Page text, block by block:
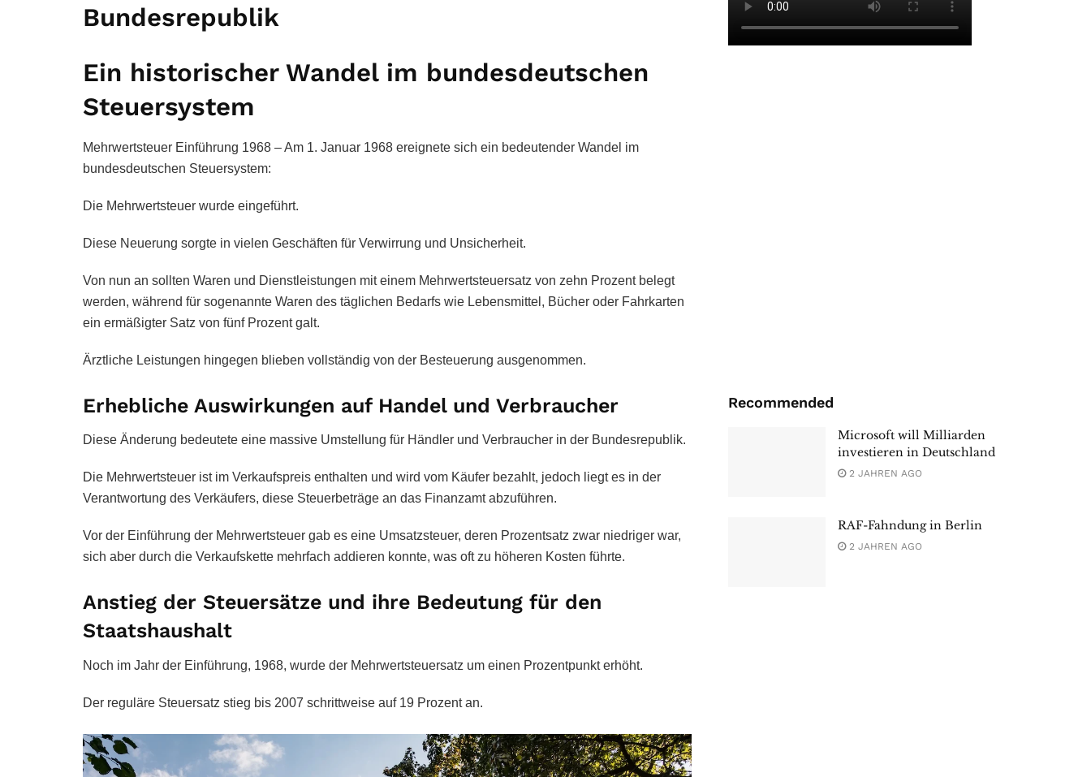
Bundesrepublik
Ein historischer Wandel im bundesdeutschen
Steuersystem
Mehrwertsteuer Einführung 1968 – Am 1. Januar 1968 ereignete sich ein bedeutender Wandel im
bundesdeutschen Steuersystem:
Die Mehrwertsteuer wurde eingeführt.
Diese Neuerung sorgte in vielen Geschäften für Verwirrung und Unsicherheit.
Von nun an sollten Waren und Dienstleistungen mit einem Mehrwertsteuersatz von zehn Prozent belegt
werden, während für sogenannte Waren des täglichen Bedarfs wie Lebensmittel, Bücher oder Fahrkarten
ein ermäßigter Satz von fünf Prozent galt.
Ärztliche Leistungen hingegen blieben vollständig von der Besteuerung ausgenommen.
Erhebliche Auswirkungen auf Handel und Verbraucher
Diese Änderung bedeutete eine massive Umstellung für Händler und Verbraucher in der Bundesrepublik.
Die Mehrwertsteuer ist im Verkaufspreis enthalten und wird vom Käufer bezahlt, jedoch liegt es in der
Verantwortung des Verkäufers, diese Steuerbeträge an das Finanzamt abzuführen.
Vor der Einführung der Mehrwertsteuer gab es eine Umsatzsteuer, deren Prozentsatz zwar niedriger war,
sich aber durch die Verkaufskette mehrfach addieren konnte, was oft zu höheren Kosten führte.
Anstieg der Steuersätze und ihre Bedeutung für den
Staatshaushalt
Noch im Jahr der Einführung, 1968, wurde der Mehrwertsteuersatz um einen Prozentpunkt erhöht.
Der reguläre Steuersatz stieg bis 2007 schrittweise auf 19 Prozent an.
Recommended
Microsoft will Milliarden
investieren in Deutschland
2 JAHREN AGO
RAF-Fahndung in Berlin
2 JAHREN AGO